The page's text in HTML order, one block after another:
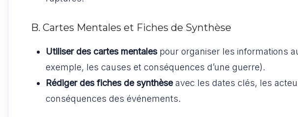
B. Cartes Mentales et Fiches de Synthèse
Utiliser des cartes mentalespour organiser les informations
exemple, les causes et conséquences d’une guerre).
Rédiger des fiches de synthèseavec les dates clés, les
conséquences des événements.